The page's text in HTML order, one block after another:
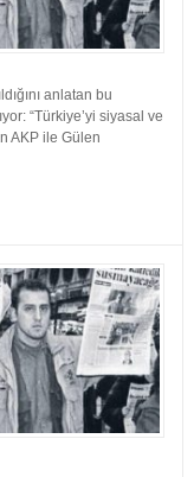
anlatan bu
“Türkiye’yi siyasal ve
AKP ile Gülen